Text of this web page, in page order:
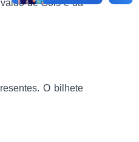
de Góis e da
O bilhete